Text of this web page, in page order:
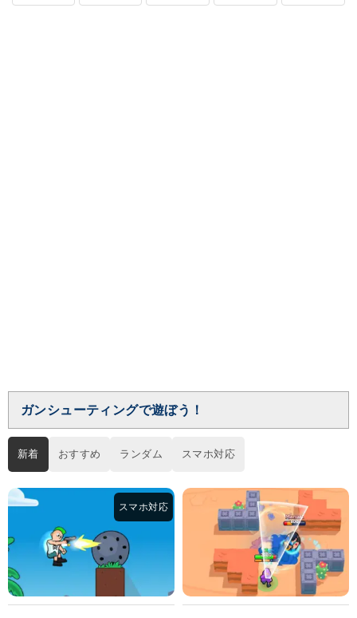
ガンシューティングで遊ぼう！
新着 おすすめ ランダム スマホ対応